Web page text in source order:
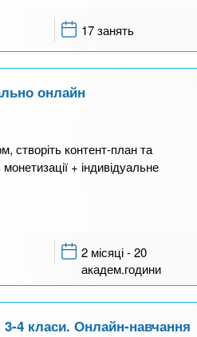
17 занять
онлайн
створіть контент-план та
+ індивідуальне
2 місяці - 20
академ.години
4 класи. Онлайн-навчання